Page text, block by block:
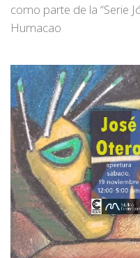
como parte de la “Serie
Humacao